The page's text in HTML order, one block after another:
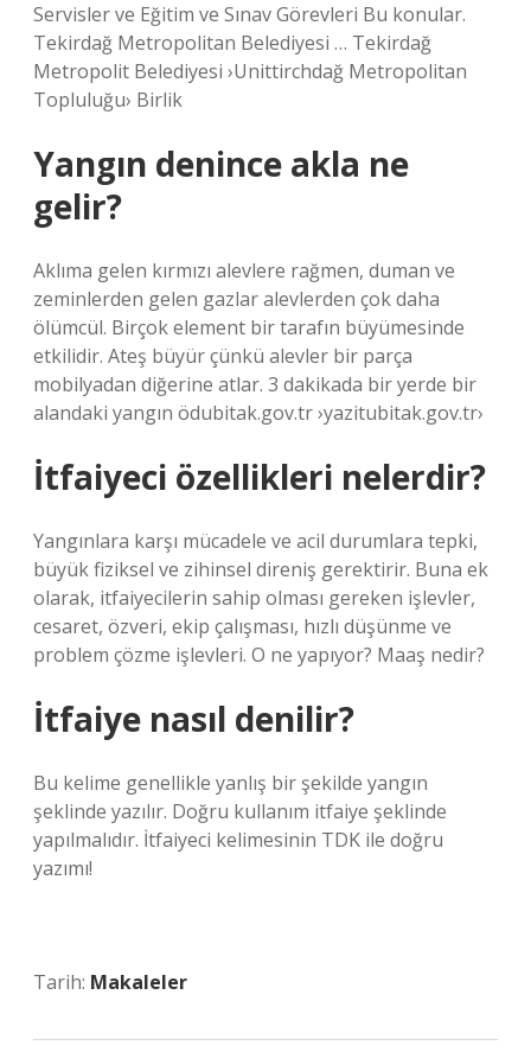
Servisler ve Eğitim ve Sınav Görevleri Bu konular.
Tekirdağ Metropolitan Belediyesi … Tekirdağ
Metropolit Belediyesi ›Unittirchdağ Metropolitan
Topluluğu› Birlik
Yangın denince akla ne
gelir?
Aklıma gelen kırmızı alevlere rağmen, duman ve
zeminlerden gelen gazlar alevlerden çok daha
ölümcül. Birçok element bir tarafın büyümesinde
etkilidir. Ateş büyür çünkü alevler bir parça
mobilyadan diğerine atlar. 3 dakikada bir yerde bir
alandaki yangın ödubitak.gov.tr ​​›yazitubitak.gov.tr›
İtfaiyeci özellikleri nelerdir?
Yangınlara karşı mücadele ve acil durumlara tepki,
büyük fiziksel ve zihinsel direniş gerektirir. Buna ek
olarak, itfaiyecilerin sahip olması gereken işlevler,
cesaret, özveri, ekip çalışması, hızlı düşünme ve
problem çözme işlevleri. O ne yapıyor? Maaş nedir?
İtfaiye nasıl denilir?
Bu kelime genellikle yanlış bir şekilde yangın
şeklinde yazılır. Doğru kullanım itfaiye şeklinde
yapılmalıdır. İtfaiyeci kelimesinin TDK ile doğru
yazımı!
Tarih: Makaleler